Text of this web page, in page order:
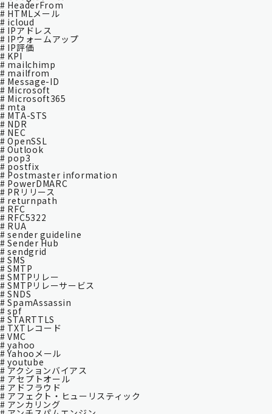
# HeaderFrom
# HTMLメール
# icloud
# IPアドレス
# IPウォームアップ
# IP評価
# KPI
# mailchimp
# mailfrom
# Message-ID
# Microsoft
# Microsoft365
# mta
# MTA-STS
# NDR
# NEC
# OpenSSL
# Outlook
# pop3
# postfix
# Postmaster information
# PowerDMARC
# PRリリース
# returnpath
# RFC
# RFC5322
# RUA
# sender guideline
# Sender Hub
# sendgrid
# SMS
# SMTP
# SMTPリレー
# SMTPリレーサービス
# SNDS
# SpamAssassin
# spf
# STARTTLS
# TXTレコード
# VMC
# yahoo
# Yahooメール
# youtube
# アクションバイアス
# アセプトオール
# アドフラウド
# アフェクト・ヒューリスティック
# アンカリング